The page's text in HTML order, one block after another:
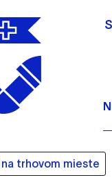
trhovom mieste